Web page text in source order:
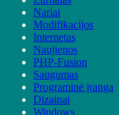
Nariai
Modifikacijos
Internetas
Naujienos
PHP-Fusion
Saugumas
Programinė įranga
Dizainai
Windows